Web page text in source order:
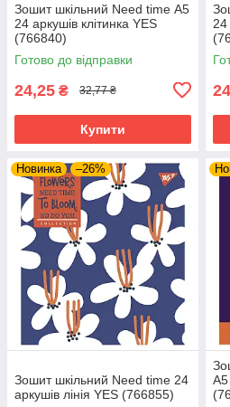
Зошит шкільний Need time А5
24 аркушів клітинка YES
(766840)
Готово до відправки
24,25 ₴ 32,77 ₴
Купити
24
Новинка –26%
Зошит шкільний Need time 24
аркушів лінія YES (766855)
А5